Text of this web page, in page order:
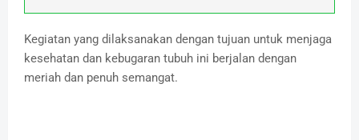
Kegiatan yang dilaksanakan dengan tujuan untuk menjaga
kesehatan dan kebugaran tubuh ini berjalan dengan
meriah dan penuh semangat.